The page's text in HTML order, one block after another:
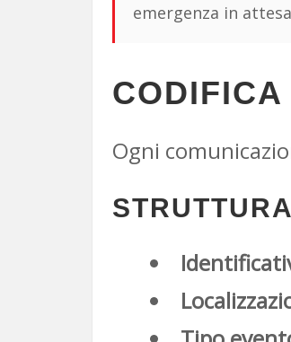
emergenza in
Ogni